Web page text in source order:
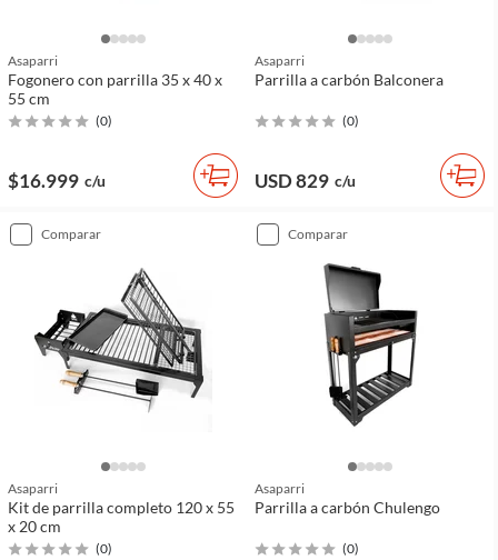
Asaparri
Fogonero con parrilla 35 x 40 x
55 cm
(0)
$16.999 c/u
Asaparri
Parrilla a carbón Balconera
(0)
USD 829 c/u
comparar
Asaparri
Kit de parrilla completo 120 x 55
x 20 cm
(0)
comparar
Asaparri
Parrilla a carbón Chulengo
(0)